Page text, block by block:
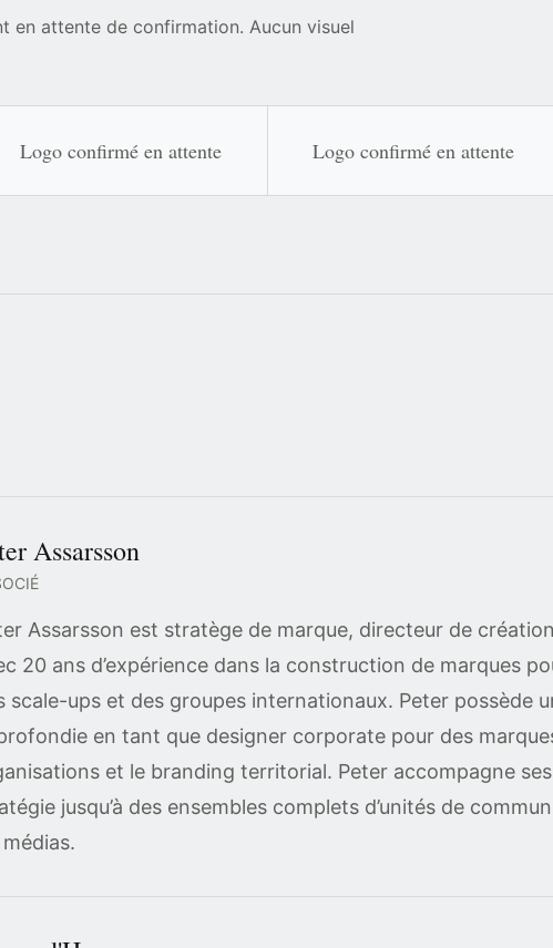
en attente de confirmation. Aucun visuel
Logo confirmé en attente Logo confirmé en attente
Assarsson
Assarsson est stratège de marque, directeur de
20 ans d’expérience dans la construction de marques
scale-ups et des groupes internationaux. Peter possède
en tant que designer corporate pour des
et le branding territorial. Peter accompagne
jusqu’à des ensembles complets d’unités de
médias.